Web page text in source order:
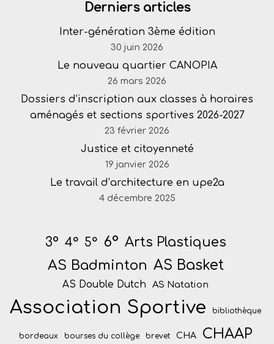
Derniers articles
Inter-génération 3ème édition
30 juin 2026
Le nouveau quartier CANOPIA
26 mars 2026
Dossiers d’inscription aux classes à horaires
aménagés et sections sportives 2026-2027
23 février 2026
Justice et citoyenneté
19 janvier 2026
Le travail d’architecture en upe2a
4 décembre 2025
3° 4° 5° 6° Arts Plastiques
AS Badminton AS Basket
AS Double Dutch AS Natation
Association Sportive bibliothèque
bordeaux bourses du collège brevet CHA CHAAP